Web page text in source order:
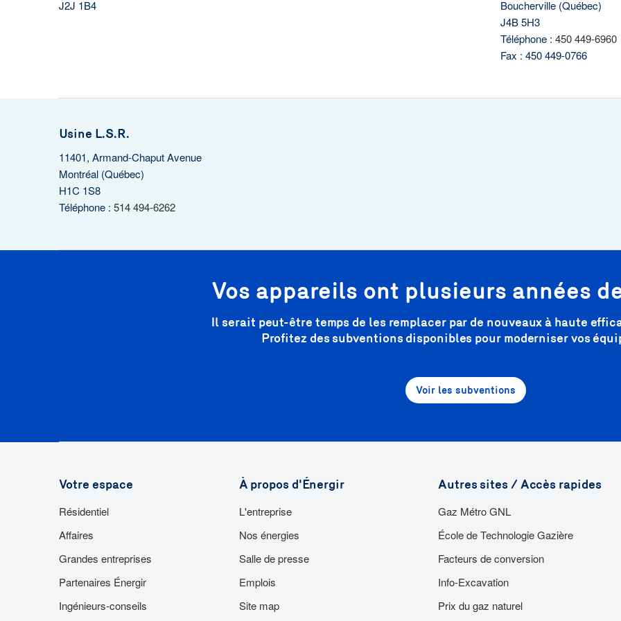
J2J 1B4
Boucherville (Québec)
J4B 5H3
Téléphone : 450 449-6960
Fax : 450 449-0766
Usine L.S.R.
11401, Armand-Chaput Avenue
Montréal (Québec)
H1C 1S8
Téléphone : 514 494-6262
Vos appareils ont plusieurs années
Il serait peut-être temps de les remplacer par de nouveaux à haute
Profitez des subventions disponibles pour moderniser vos
Voir les subventions
Votre espace
Résidentiel
Affaires
Grandes entreprises
Partenaires Énergir
Ingénieurs-conseils
À propos d'Énergir
L'entreprise
Nos énergies
Salle de presse
Emplois
Site map
Autres sites / Accès rapides
Gaz Métro GNL
École de Technologie Gazière
Facteurs de conversion
Info-Excavation
Prix du gaz naturel